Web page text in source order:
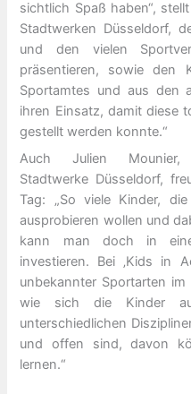
sichtlich Spaß haben“,
Stadtwerken Düsseldorf,
und den vielen
präsentieren, sowie den
Sportamtes und aus den
ihren Einsatz, damit diese
gestellt werden konnte.“
Auch Julien Mounier,
Stadtwerke Düsseldorf,
Tag: „So viele Kinder,
ausprobieren wollen und
kann man doch in
investieren. Bei ‚Kids in
unbekannter Sportarten
wie sich die Kinder
unterschiedlichen
und offen sind, davon
lernen.“